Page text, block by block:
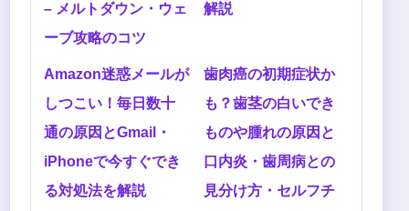
– メルトダウン・ウェ
ーブ攻略のコツ
解説
Amazon迷惑メールが
しつこい！毎日数十
通の原因とGmail・
iPhoneで今すぐでき
る対処法を解説
歯肉癌の初期症状か
も？歯茎の白いでき
ものや腫れの原因と
口内炎・歯周病との
見分け方・セルフチ